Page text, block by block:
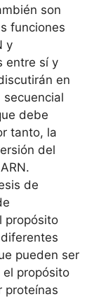
son
funciones
y
entre sí y
en
debe
tanto, la
del
de
propósito
pueden ser
propósito
proteínas